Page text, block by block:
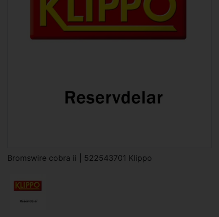
Bromswire cobra ii | 522543701 Klippo